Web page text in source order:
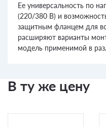
Ее универсальность по
(220/380 В) и
защитным фланцем для
расширяют варианты
модель применимой в
В ту же цену